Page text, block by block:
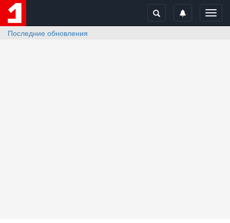
Последние обновления